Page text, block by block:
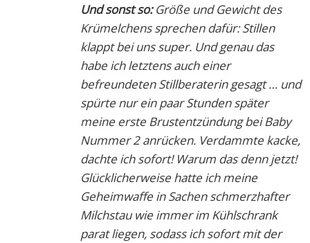
Und sonst so:Größe und Gewicht des
Krümelchens sprechen dafür: Stillen
klappt bei uns super. Und genau das
habe ich letztens auch einer
befreundeten Stillberaterin gesagt … und
spürte nur ein paar Stunden später
meine erste Brustentzündung bei Baby
Nummer 2 anrücken. Verdammte kacke,
dachte ich sofort! Warum das denn jetzt!
Glücklicherweise hatte ich meine
Geheimwaffe in Sachen schmerzhafter
Milchstau wie immer im Kühlschrank
parat liegen, sodass ich sofort mit der